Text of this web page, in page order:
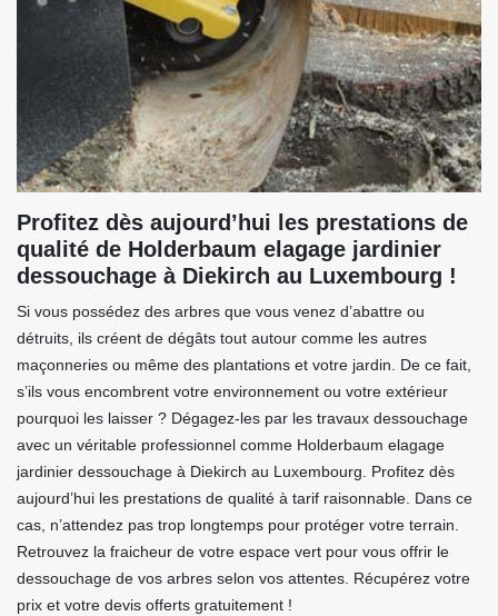
Profitez dès aujourd’hui les prestations de
qualité de Holderbaum elagage jardinier
dessouchage à Diekirch au Luxembourg !
Si vous possédez des arbres que vous venez d’abattre ou
détruits, ils créent de dégâts tout autour comme les autres
maçonneries ou même des plantations et votre jardin. De ce fait,
s’ils vous encombrent votre environnement ou votre extérieur
pourquoi les laisser ? Dégagez-les par les travaux dessouchage
avec un véritable professionnel comme Holderbaum elagage
jardinier dessouchage à Diekirch au Luxembourg. Profitez dès
aujourd’hui les prestations de qualité à tarif raisonnable. Dans ce
cas, n’attendez pas trop longtemps pour protéger votre terrain.
Retrouvez la fraicheur de votre espace vert pour vous offrir le
dessouchage de vos arbres selon vos attentes. Récupérez votre
prix et votre devis offerts gratuitement !